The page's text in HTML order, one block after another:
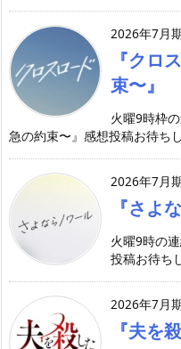
2026年7月
『クロ
束〜』
火曜9時枠
急の約束〜』感想投稿お待ち
2026年7月
『さよ
火曜9時の
投稿お待ち
2026年7月
『夫を